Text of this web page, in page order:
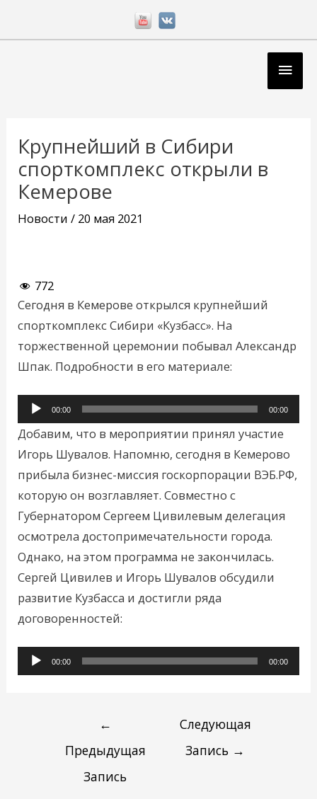
Крупнейший в Сибири
спорткомплекс открыли в
Кемерове
Новости / 20 мая 2021
772
Сегодня в Кемерове открылся крупнейший
спорткомплекс Сибири «Кузбасс». На
торжественной церемонии побывал Александр
Шпак. Подробности в его материале:
Аудиоплеер
00:00 00:00
Добавим, что в мероприятии принял участие
Игорь Шувалов. Напомню, сегодня в Кемерово
прибыла бизнес-миссия госкорпорации ВЭБ.РФ,
которую он возглавляет. Совместно с
Губернатором Сергеем Цивилевым делегация
осмотрела достопримечательности города.
Однако, на этом программа не закончилась.
Сергей Цивилев и Игорь Шувалов обсудили
развитие Кузбасса и достигли ряда
договоренностей:
Аудиоплеер
00:00 00:00
записям
←
Предыдущая
Запись
Следующая
Запись →